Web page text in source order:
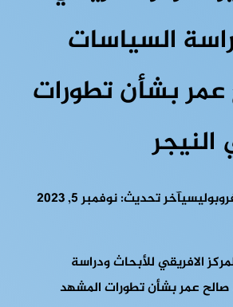
السياسات
بشأن تطورات
آخر تحديث: نوفمبر 5, 2023